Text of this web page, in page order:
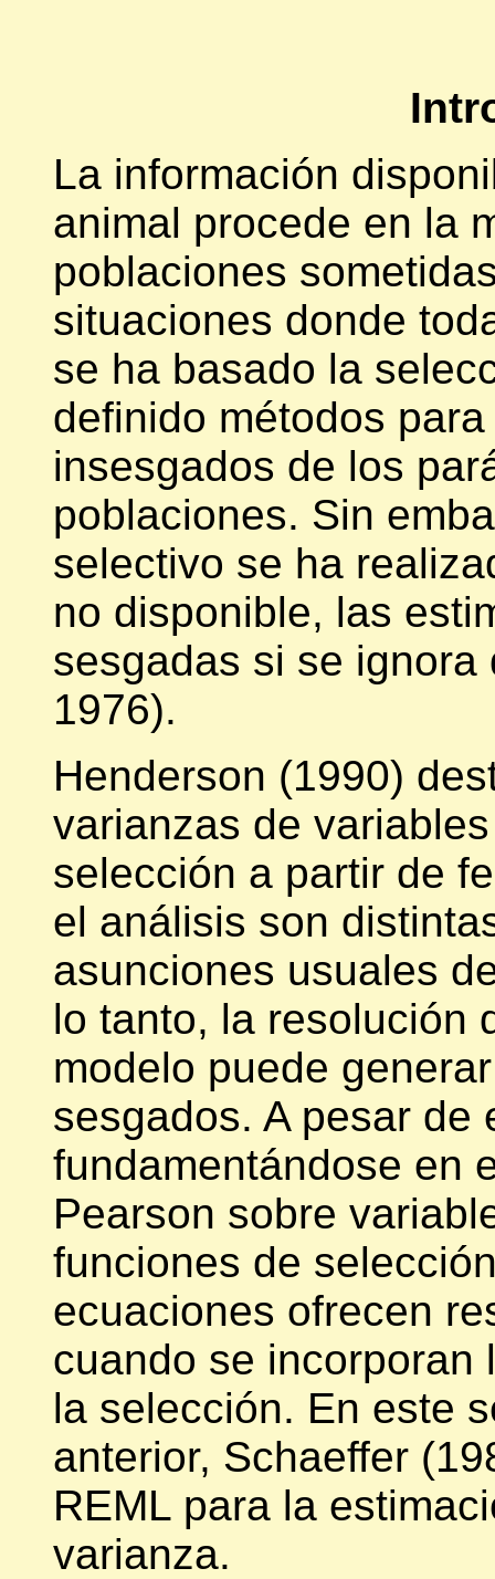
La información
animal procede en la
poblaciones
situaciones donde
se ha basado la
definido métodos
insesgados de los
poblaciones. Sin
selectivo se ha
no disponible, las
sesgadas si se
1976).
Henderson (1990)
varianzas de
selección a partir de
el análisis son
asunciones usuales
lo tanto, la resolución
modelo puede
sesgados. A pesar de
fundamentándose en
Pearson sobre
funciones de
ecuaciones ofrecen
cuando se incorporan
la selección. En este
anterior, Schaeffer
REML para la
varianza.